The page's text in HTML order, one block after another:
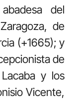
del
de
(+1665); y
de
y los
Vicente,